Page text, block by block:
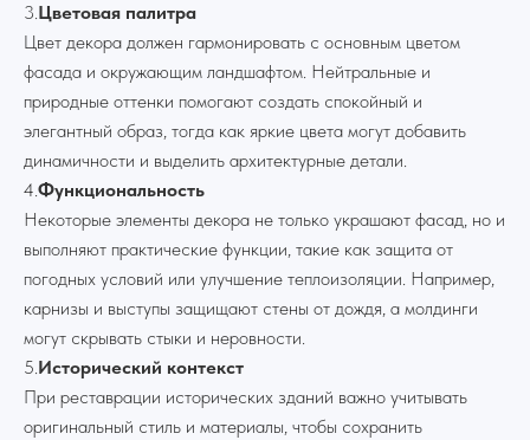
3.Цветовая палитра
Цвет декора должен гармонировать с основным цветом
фасада и окружающим ландшафтом. Нейтральные и
природные оттенки помогают создать спокойный и
элегантный образ, тогда как яркие цвета могут добавить
динамичности и выделить архитектурные детали.
4.Функциональность
Некоторые элементы декора не только украшают фасад, но и
выполняют практические функции, такие как защита от
погодных условий или улучшение теплоизоляции. Например,
карнизы и выступы защищают стены от дождя, а молдинги
могут скрывать стыки и неровности.
5.Исторический контекст
При реставрации исторических зданий важно учитывать
оригинальный стиль и материалы, чтобы сохранить